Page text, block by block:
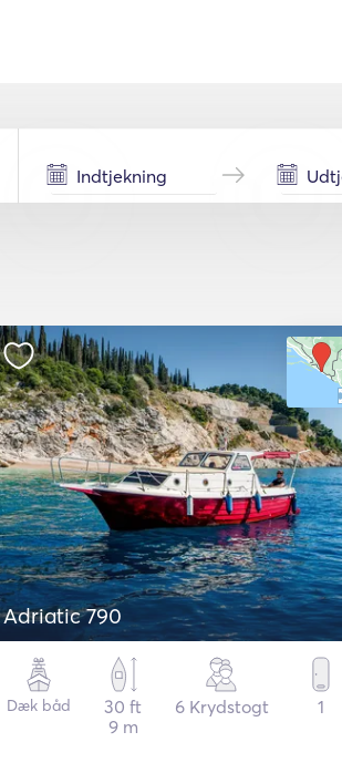
Adriatic 790
Dæk båd
30 ft
9 m
6 Krydstogt 1